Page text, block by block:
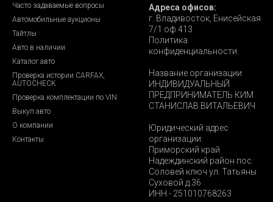
Часто задаваемые вопросы
Автомобильные аукционы
Тайтлы
Авто в наличии
Каталог авто
Проверка истории CARFAX,
AUTOCHECK
Проверка комплектации по VIN
Выкуп авто
О компании
Контакты
Адреса офисов:
г. Владивосток, Енисейская
7/1 оф 413
Политика
конфиденциальности.
Название организации
ИНДИВИДУАЛЬНЫЙ
ПРЕДПРИНИМАТЕЛЬ КИМ
СТАНИСЛАВ ВИТАЛЬЕВИЧ
Юридический адрес
организации:
Приморский край
Надеждинский район пос.
Соловей ключ ул. Татьяны
Суховой д.36
ИНН - 251010768263